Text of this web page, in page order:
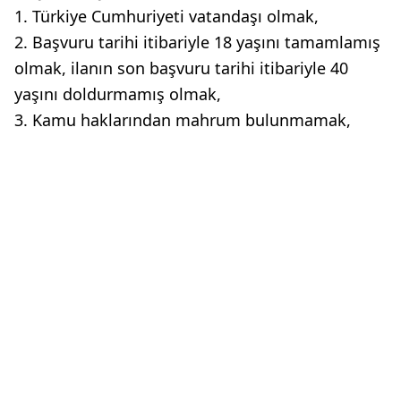
1. Türkiye Cumhuriyeti vatandaşı olmak,
2. Başvuru tarihi itibariyle 18 yaşını tamamlamış
olmak, ilanın son başvuru tarihi itibariyle 40
yaşını doldurmamış olmak,
3. Kamu haklarından mahrum bulunmamak,